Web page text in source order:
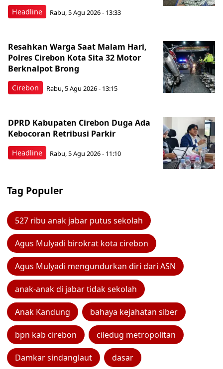
Headline Rabu, 5 Agu 2026 - 13:33
Cirebon
Resahkan Warga Saat Malam Hari,
Polres Cirebon Kota Sita 32 Motor
Berknalpot Brong
Rabu, 5 Agu 2026 - 13:15
Headline
DPRD Kabupaten Cirebon Duga Ada
Kebocoran Retribusi Parkir
Rabu, 5 Agu 2026 - 11:10
Tag Populer
527 ribu anak jabar putus sekolah
Agus Mulyadi birokrat kota cirebon
Agus Mulyadi mengundurkan diri dari ASN
anak-anak di jabar tidak sekolah
Anak Kandung bahaya kejahatan siber
bpn kab cirebon ciledug metropolitan
Damkar sindanglaut dasar